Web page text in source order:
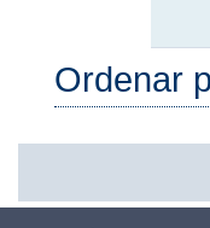
Ordenar